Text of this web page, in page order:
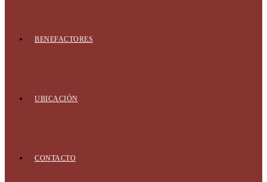
BENEFACTORES
UBICACIÓN
CONTACTO